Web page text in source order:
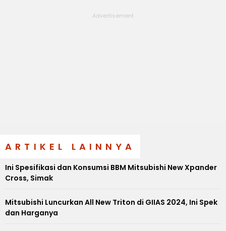
ARTIKEL LAINNYA
Ini Spesifikasi dan Konsumsi BBM Mitsubishi New Xpander
Cross, Simak
Mitsubishi Luncurkan All New Triton di GIIAS 2024, Ini Spek
dan Harganya